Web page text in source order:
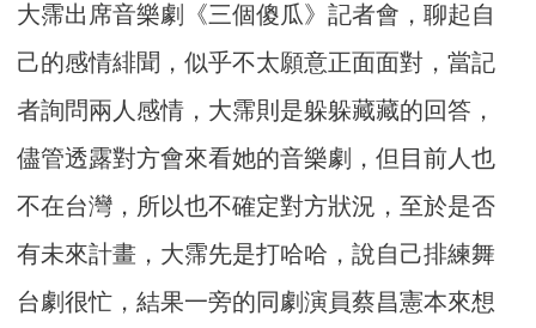
大霈出席音樂劇《三個傻瓜》記者會，聊起自
己的感情緋聞，似乎不太願意正面面對，當記
者詢問兩人感情，大霈則是躲躲藏藏的回答，
儘管透露對方會來看她的音樂劇，但目前人也
不在台灣，所以也不確定對方狀況，至於是否
有未來計畫，大霈先是打哈哈，說自己排練舞
台劇很忙，結果一旁的同劇演員蔡昌憲本來想